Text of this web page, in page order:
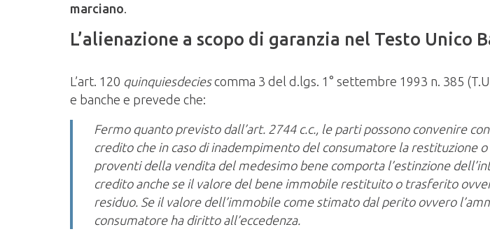
marciano
L’alienazione a scopo di garanzia nel Testo Unico
L’art. 120 quinquiesdeciescomma 3 del d.lgs. 1° settembre 1993 n. 385
e banche e prevede che:
Fermo quanto previsto dall’art. 2744 c.c., le parti possono convenire
credito che in caso di inadempimento del consumatore la
proventi della vendita del medesimo bene comporta l’estinzione
credito anche se il valore del bene immobile restituito o trasferito
residuo. Se il valore dell’immobile come stimato dal perito ovvero
consumatore ha diritto all’eccedenza.